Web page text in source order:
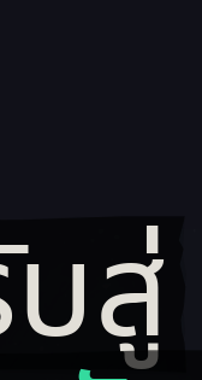
สถาบันโ
สู่